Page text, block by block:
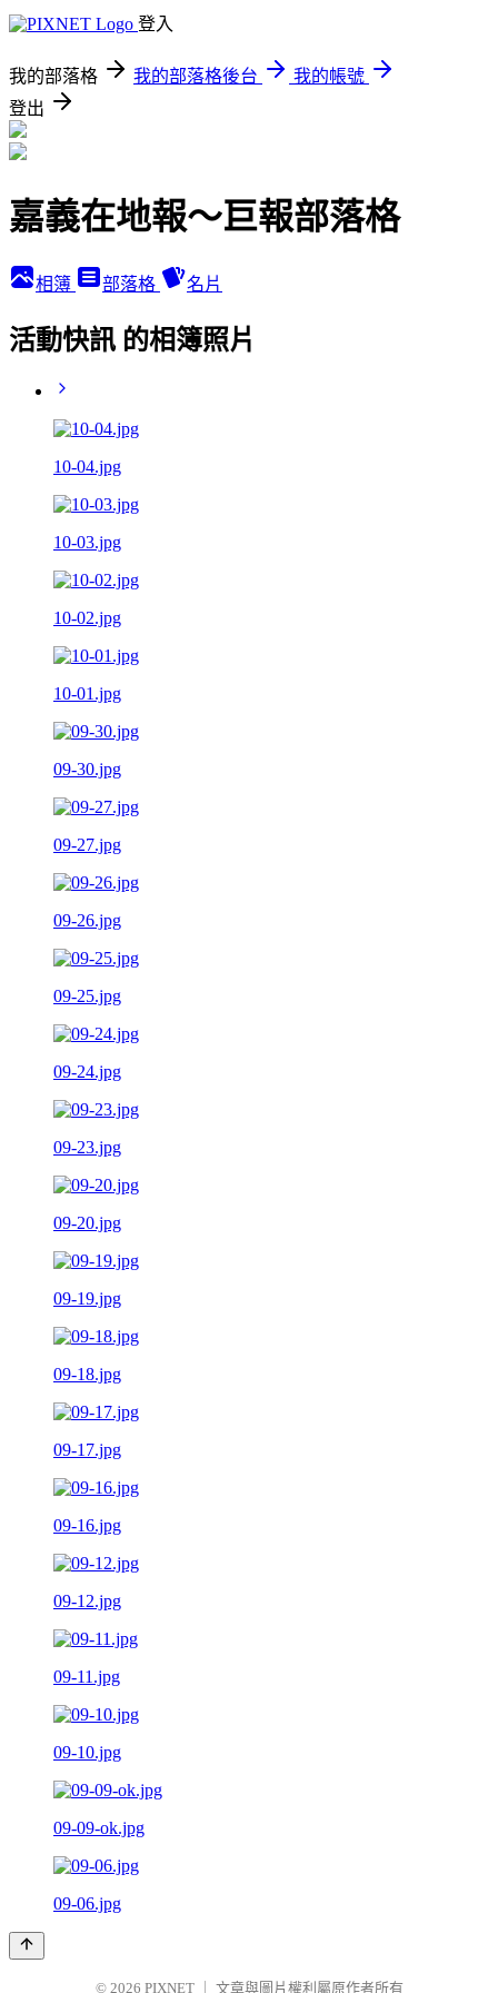
登入
我的部落格 我的部落格後台
我的帳號
登出
嘉義在地報～巨報部落格
相簿 部落格 名片
活動快訊 的相簿照片
10-04.jpg
10-03.jpg
10-02.jpg
10-01.jpg
09-30.jpg
09-27.jpg
09-26.jpg
09-25.jpg
09-24.jpg
09-23.jpg
09-20.jpg
09-19.jpg
09-18.jpg
09-17.jpg
09-16.jpg
09-12.jpg
09-11.jpg
09-10.jpg
09-09-ok.jpg
09-06.jpg
© 2026 PIXNET 文章與圖片權利屬原作者所有